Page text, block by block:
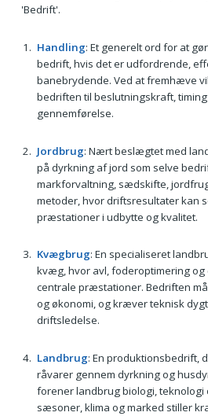
'Bedrift'.
Handling: Et generelt ord for at
bedrift, hvis det er udfordrende,
banebrydende. Ved at fremhæve
bedriften til beslutningskraft,
gennemførelse.
Jordbrug: Nært beslægtet med
på dyrkning af jord som selve
markforvaltning, sædskifte,
metoder, hvor driftsresultater kan
præstationer i udbytte og kvalitet.
Kvægbrug: En specialiseret
kvæg, hvor avl, foderoptimering
centrale præstationer. Bedriften
og økonomi, og kræver teknisk
driftsledelse.
Landbrug: En produktionsbedrift,
råvarer gennem dyrkning og
forener landbrug biologi, teknologi
sæsoner, klima og marked stiller